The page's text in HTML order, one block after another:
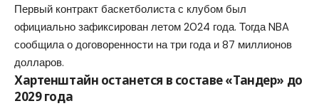
Первый контракт баскетболиста с клубом был
официально зафиксирован летом 2024 года. Тогда NBA
сообщила о договоренности на три года и 87 миллионов
долларов.
Хартенштайн останется в составе «Тандер» до
2029 года